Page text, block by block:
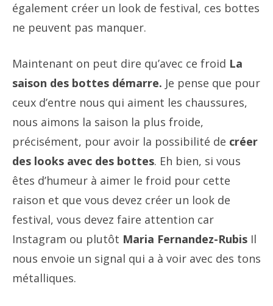
également créer un look de festival, ces bottes
ne peuvent pas manquer.
Maintenant on peut dire qu’avec ce froid La
saison des bottes démarre. Je pense que pour
ceux d’entre nous qui aiment les chaussures,
nous aimons la saison la plus froide,
précisément, pour avoir la possibilité de créer
des looks avec des bottes. Eh bien, si vous
êtes d’humeur à aimer le froid pour cette
raison et que vous devez créer un look de
festival, vous devez faire attention car
Instagram ou plutôt Maria Fernandez-Rubis Il
nous envoie un signal qui a à voir avec des tons
métalliques.